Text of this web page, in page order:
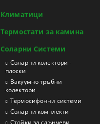
Климатици
Термостати за камина
Соларни Системи
Соларни колектори -
плоски
Вакуумно тръбни
колектори
Термосифонни системи
Соларни комплекти
Стойки за слънчеви